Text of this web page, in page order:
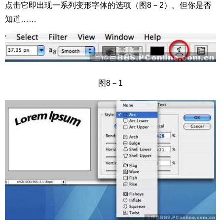
点击它即出现一系列变形字体的选项（图8－2）。但你是否
知道……
图8－1